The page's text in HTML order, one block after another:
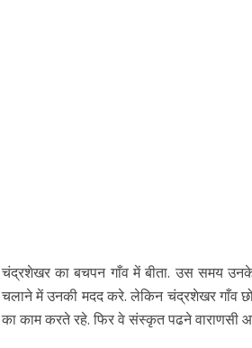
चंद्रशेखर का बचपन गाँव में बीता. उस समय
चलाने में उनकी मदद करे. लेकिन चंद्रशेखर गाँव
का काम करते रहे. फिर वे संस्कृत पढने वाराणसी